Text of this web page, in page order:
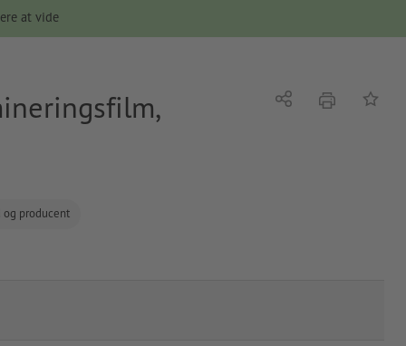
at vide
og producent
Del tryk Tilføj